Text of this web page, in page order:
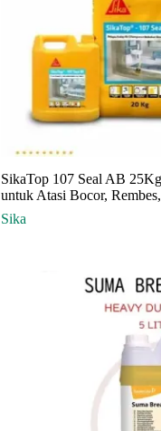
SikaTop 107 Seal AB
untuk Atasi Bocor,
Sika